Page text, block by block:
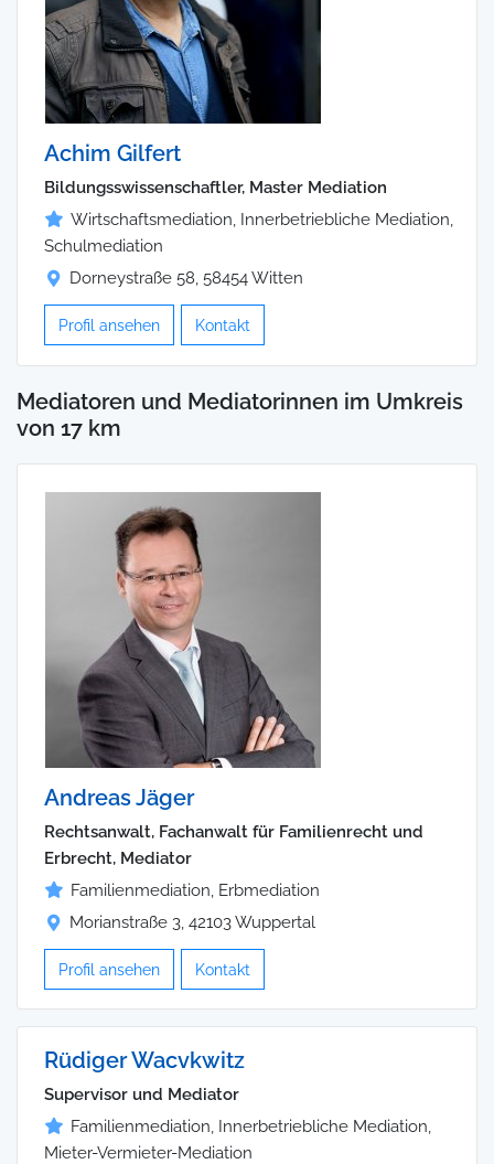
Achim Gilfert
Bildungsswissenschaftler, Master Mediation
Wirtschaftsmediation, Innerbetriebliche Mediation,
Schulmediation
Dorneystraße 58, 58454 Witten
Profil ansehen Kontakt
Mediatoren und Mediatorinnen im Umkreis
von 17 km
Andreas Jäger
Rechtsanwalt, Fachanwalt für Familienrecht und
Erbrecht, Mediator
Familienmediation, Erbmediation
Morianstraße 3, 42103 Wuppertal
Profil ansehen Kontakt
Rüdiger Wacvkwitz
Supervisor und Mediator
Familienmediation, Innerbetriebliche Mediation,
Mieter-Vermieter-Mediation